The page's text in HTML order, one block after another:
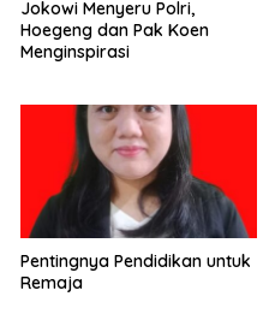
Jokowi Menyeru Polri,
Hoegeng dan Pak Koen
Menginspirasi
Pentingnya Pendidikan untuk
Remaja